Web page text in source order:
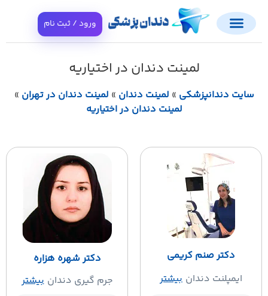
ورود / ثبت نام
لمینت دندان در اختیاریه
سایت دندانپزشکی»لمینت دندان»لمینت دندان در تهران»
لمینت دندان در اختیاریه
دکتر صنم کریمی
ایمپلنت دندان بیشتر
دکتر شهره هزاره
جرم گیری دندان بیشتر